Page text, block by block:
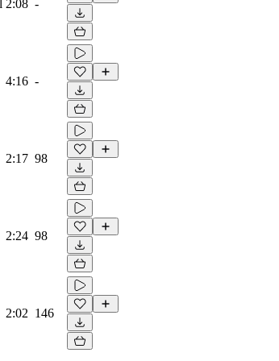
2:08 -
4:16 -
2:17 98
2:24 98
2:02 146